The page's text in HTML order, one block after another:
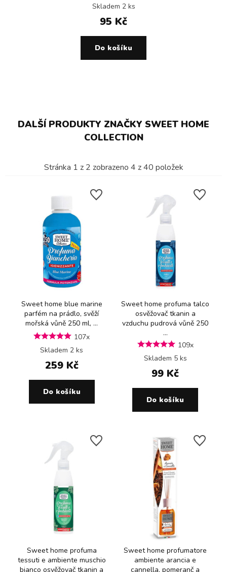
Skladem 2 ks
95 Kč
Do košíku
DALŠÍ PRODUKTY ZNAČKY SWEET HOME
COLLECTION
Stránka 1 z 2 zobrazeno 4 z40 položek
Sweet home blue marine
parfém na prádlo, svěží
mořská vůně 250 ml, ...
107x
Skladem 2 ks
259 Kč
Do košíku
Sweet home profuma talco
osvěžovač tkanin a
vzduchu pudrová vůně 250
...
109x
Skladem 5 ks
99 Kč
Do košíku
Sweet home profuma
tessuti e ambiente muschio
bianco osvěžovač tkanin a
Sweet home profumatore
ambiente arancia e
cannella, pomeranč a